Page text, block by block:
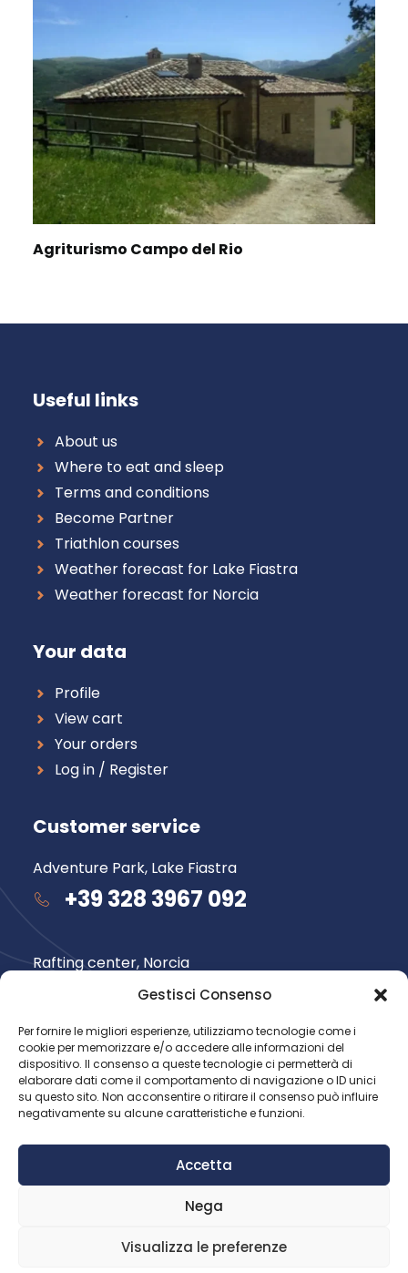
Gestisci Consenso
Per fornire le migliori esperienze, utilizziamo tecnologie come i
cookie per memorizzare e/o accedere alle informazioni del
dispositivo. Il consenso a queste tecnologie ci permetterà di
elaborare dati come il comportamento di navigazione o ID unici
su questo sito. Non acconsentire o ritirare il consenso può influire
negativamente su alcune caratteristiche e funzioni.
Accetta
Nega
Visualizza le preferenze
Agriturismo Campo del Rio
Useful links
About us
Where to eat and sleep
Terms and conditions
Become Partner
Triathlon courses
Weather forecast for Lake Fiastra
Weather forecast for Norcia
Your data
Profile
View cart
Your orders
Log in / Register
Customer service
Adventure Park, Lake Fiastra
+39 328 3967 092
Rafting center, Norcia
+39 348 735 6565
Follow us
© 2026 Avventura nel Parco.